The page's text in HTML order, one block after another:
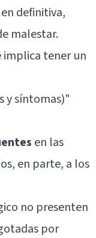
definitiva,
malestar.
implica tener un
y síntomas)"
en las
en parte, a los
no presenten
por